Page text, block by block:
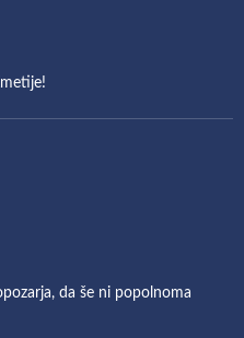
da še ni popolnoma